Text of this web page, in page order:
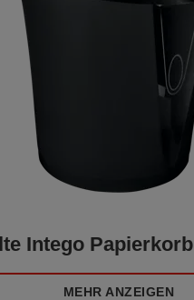
Intego Papierkorb
MEHR ANZEIGEN